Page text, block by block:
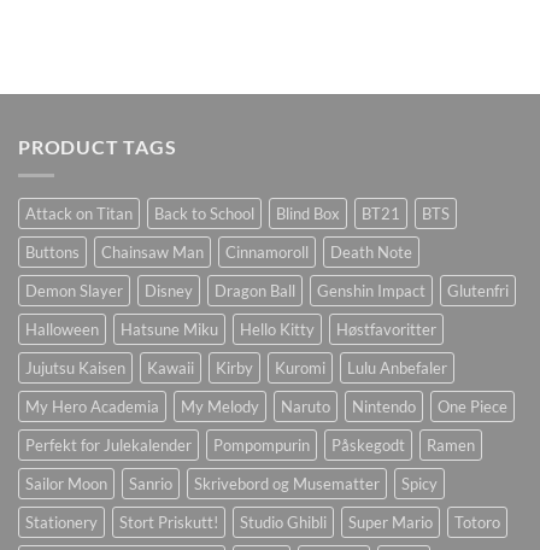
PRODUCT TAGS
Attack on Titan Back to School Blind Box BT21
BTS
Buttons
Chainsaw Man Cinnamoroll
Death Note
Demon Slayer
Disney Dragon Ball Genshin Impact
Glutenfri
Halloween
Hatsune Miku Hello Kitty
Høstfavoritter
Jujutsu Kaisen
Kawaii Kirby Kuromi
Lulu Anbefaler
My Hero Academia
My Melody Naruto Nintendo
One Piece
Perfekt for Julekalender
Pompompurin Påskegodt
Ramen
Sailor Moon
Sanrio Skrivebord og Musematter
Spicy
Stationery
Stort Priskutt! Studio Ghibli Super Mario
Totoro